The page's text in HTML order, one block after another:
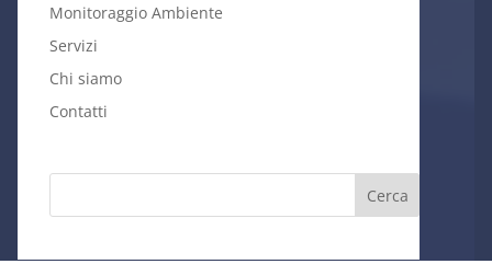
Monitoraggio Ambiente
Servizi
Chi siamo
Contatti